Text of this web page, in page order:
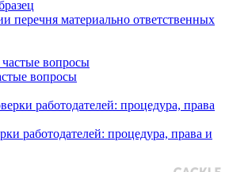
перечня материально ответственных
вопросы
работодателей: процедура, права и